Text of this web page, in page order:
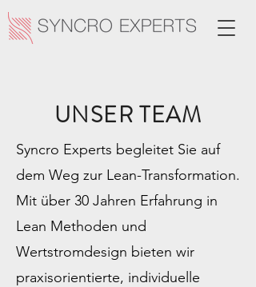
UNSER TEAM
Syncro Experts begleitet Sie auf
dem Weg zur Lean-Transformation.
Mit über 30 Jahren Erfahrung in
Lean Methoden und
Wertstromdesign bieten wir
praxisorientierte, individuelle